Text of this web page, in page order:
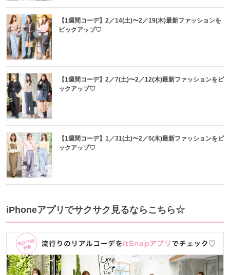
【1週間コーデ】2／14(土)〜2／19(木)最新ファッションを
ピックアップ♡
【1週間コーデ】2／7(土)〜2／12(木)最新ファッションをピ
ックアップ♡
【1週間コーデ】1／31(土)〜2／5(木)最新ファッションをピ
ックアップ♡
iPhoneアプリでサクサク見るならこちら☆